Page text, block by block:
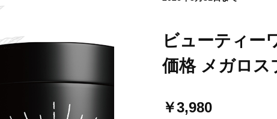
ビューティー
価格 メガロス
￥3,980